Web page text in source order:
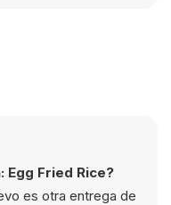
Egg Fried Rice?
es otra entrega de